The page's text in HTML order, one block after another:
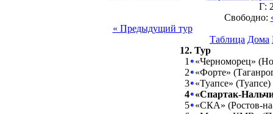
Г:
Свободно:
« Предыдущий тур
Таблица Дома
12. Тур
1
«Черноморец»
2
«Форте»
3
«Туапсе» (Туапсе)
4
«Спартак-
5
«СКА» (Ростов-